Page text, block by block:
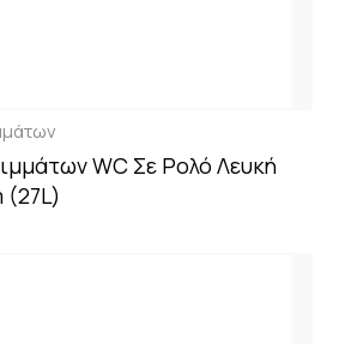
WC Σε Ρολό Λευκή
(27L)